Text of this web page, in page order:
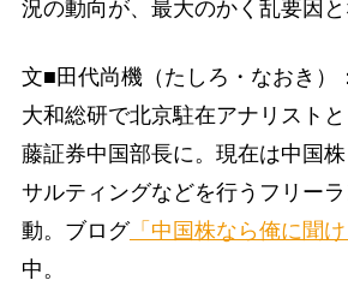
況の動向が、最大のかく乱要因と
文■田代尚機（たしろ・なおき）
大和総研で北京駐在アナリスト
藤証券中国部長に。現在は中国
サルティングなどを行うフリー
動。ブログ「中国株なら俺に聞け
中。